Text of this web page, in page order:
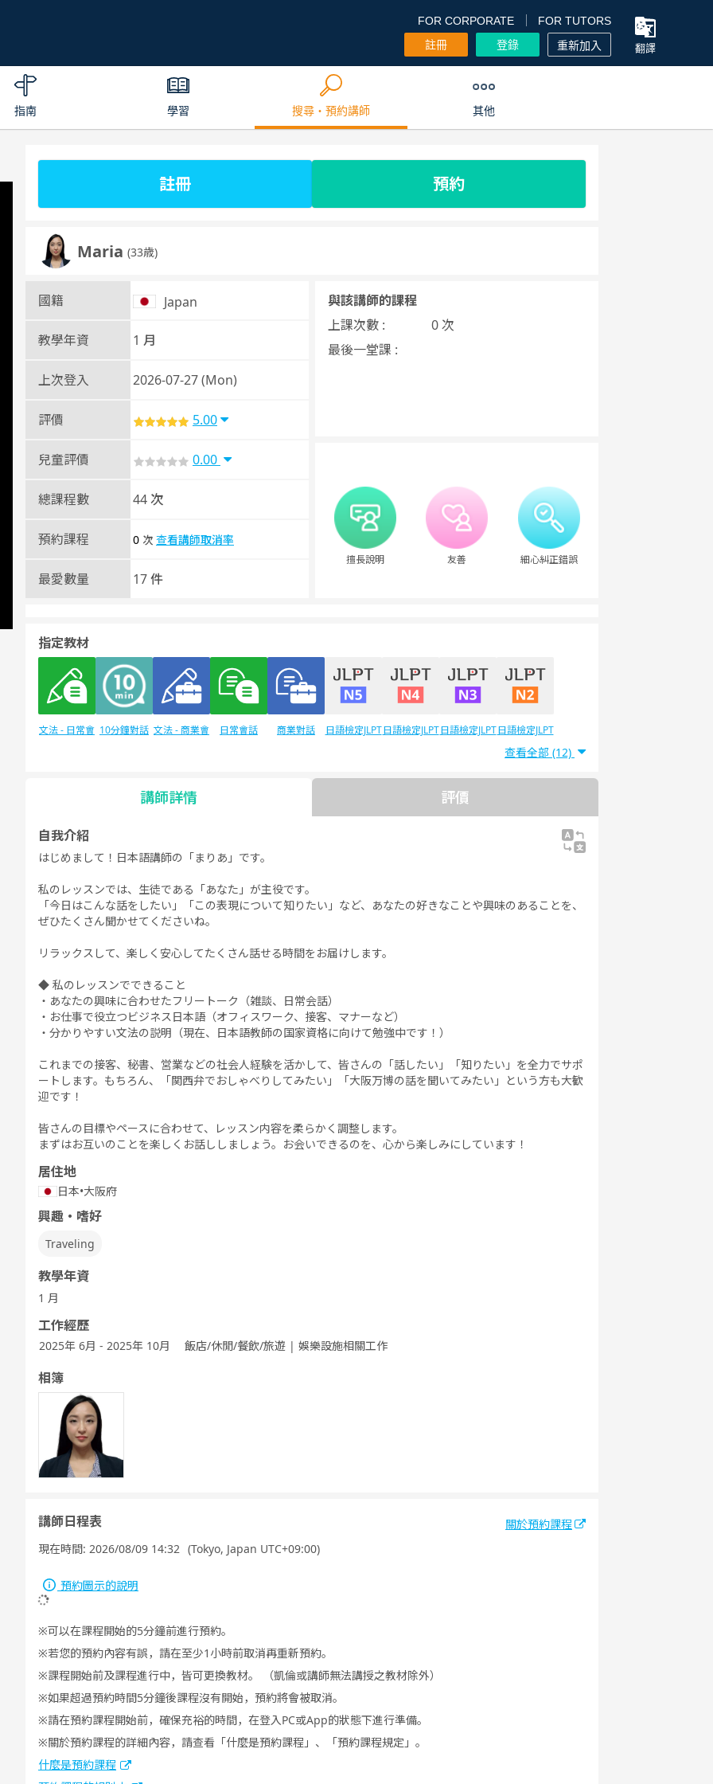
FOR CORPORATE
FOR TUTORS
註冊
登錄 重新加入 翻譯
指南 學習 搜尋・預約講師 其他
註冊 預約
Maria (33歳)
國籍 Japan
教學年資 1 月
上次登入 2026-07-27 (Mon)
評價 5.00
兒童評價 0.00
總課程數 44 次
預約課程 0 次 查看講師取消率
最愛數量 17 件
與該講師的課程
上課次數 :
0 次
最後一堂課 :
擅長說明 友善 細心糾正錯誤
指定教材
文法 - 日常會 10分鐘對話 文法 - 商業會
日常會話 商業對話
日語檢定JLPT日語檢定JLPT日語檢定JLPT日語檢定JLPT
N1
查看全部 (12)
講師詳情 評價
自我介紹
はじめまして！日本語講師の「まりあ」です。
私のレッスンでは、生徒である「あなた」が主役です。
「今日はこんな話をしたい」「この表現について知りたい」など、あなたの好きなことや興味のあることを、
ぜひたくさん聞かせてくださいね。
リラックスして、楽しく安心してたくさん話せる時間をお届けします。
◆ 私のレッスンでできること
・あなたの興味に合わせたフリートーク（雑談、日常会話）
・お仕事で役立つビジネス日本語（オフィスワーク、接客、マナーなど）
・分かりやすい文法の説明（現在、日本語教師の国家資格に向けて勉強中です！）
これまでの接客、秘書、営業などの社会人経験を活かして、皆さんの「話したい」「知りたい」を全力でサポ
ートします。もちろん、「関西弁でおしゃべりしてみたい」「大阪万博の話を聞いてみたい」という方も大歓
迎です！
皆さんの目標やペースに合わせて、レッスン内容を柔らかく調整します。
まずはお互いのことを楽しくお話ししましょう。お会いできるのを、心から楽しみにしています！
居住地
日本•大阪府
興趣・嗜好
Traveling
教學年資
1 月
工作經歷
2025年 6月 - 2025年 10月 飯店/休閒/餐飲/旅遊 | 娛樂設施相關工作
相簿
講師日程表
關於預約課程
現在時間: 2026/08/09 14:32 (Tokyo, Japan UTC+09:00)
預約圖示的說明
可以在課程開始的5分鐘前進行預約。
若您的預約內容有誤，請在至少1小時前取消再重新預約。
課程開始前及課程進行中，皆可更換教材。 （凱倫或講師無法講授之教材除外）
如果超過預約時間5分鐘後課程沒有開始，預約將會被取消。
請在預約課程開始前，確保充裕的時間，在登入PC或App的狀態下進行準備。
關於預約課程的詳細內容，請查看「什麼是預約課程」、「預約課程規定」。
什麼是預約課程